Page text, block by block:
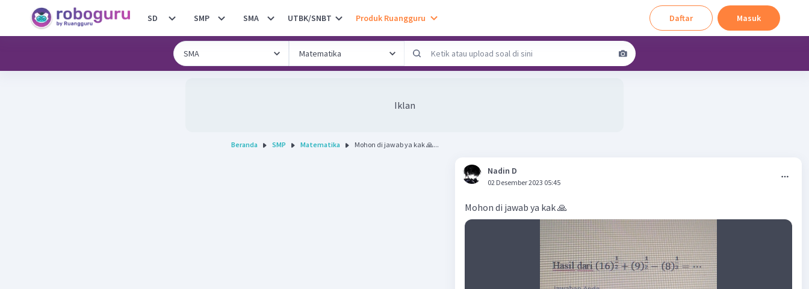
SD SMP SMA UTBK/SNBT Produk Ruangguru Daftar Masuk
Iklan
Beranda SMP Matematika Mohon di jawab ya kak 🙏...
Nadin D
02 Desember 2023 05:45
Mohon di jawab ya kak 🙏